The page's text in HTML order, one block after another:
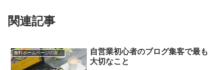
関連記事
無料ホームページの宣伝法
自営業初心者のブログ集客で最も
大切なこと